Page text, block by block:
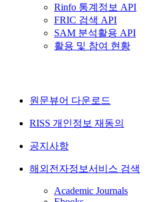
Rinfo 통계정보 API
FRIC 검색 API
SAM 분석활용 API
활용 및 참여 현황
원문뷰어 다운로드
RISS 개인정보 재동의
공지사항
해외전자정보서비스 검색
Academic Journals